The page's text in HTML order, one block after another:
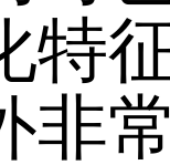
特
非